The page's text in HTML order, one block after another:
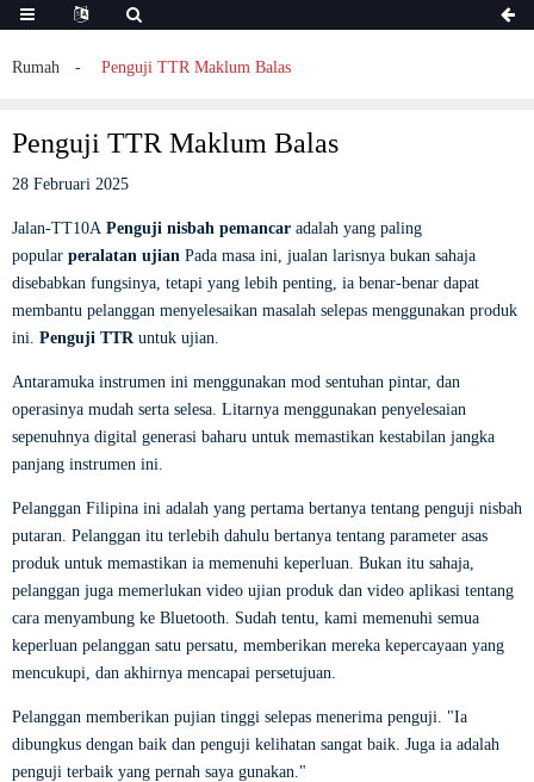
Rumah Penguji TTR Maklum Balas
Penguji TTR Maklum Balas
28 Februari 2025
Jalan-TT10A Penguji nisbah pemancar adalah yang paling
popular peralatan ujian Pada masa ini, jualan larisnya bukan sahaja
disebabkan fungsinya, tetapi yang lebih penting, ia benar-benar dapat
membantu pelanggan menyelesaikan masalah selepas menggunakan produk
ini. Penguji TTRuntuk ujian.
Antaramuka instrumen ini menggunakan mod sentuhan pintar, dan
operasinya mudah serta selesa. Litarnya menggunakan penyelesaian
sepenuhnya digital generasi baharu untuk memastikan kestabilan jangka
panjang instrumen ini.
Pelanggan Filipina ini adalah yang pertama bertanya tentang penguji nisbah
putaran. Pelanggan itu terlebih dahulu bertanya tentang parameter asas
produk untuk memastikan ia memenuhi keperluan. Bukan itu sahaja,
pelanggan juga memerlukan video ujian produk dan video aplikasi tentang
cara menyambung ke Bluetooth. Sudah tentu, kami memenuhi semua
keperluan pelanggan satu persatu, memberikan mereka kepercayaan yang
mencukupi, dan akhirnya mencapai persetujuan.
Pelanggan memberikan pujian tinggi selepas menerima penguji. "Ia
dibungkus dengan baik dan penguji kelihatan sangat baik. Juga ia adalah
penguji terbaik yang pernah saya gunakan."